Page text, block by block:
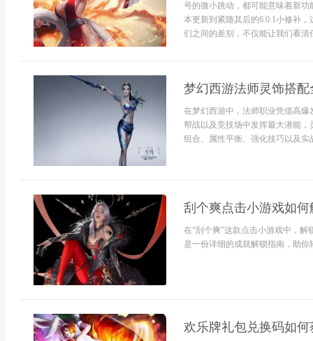
号的微小跳动，都可能意味着新功
本更新到紧随其后的6.0.1小修补
们之间的差别，不仅能让我们看
梦幻西游法师灵饰搭
在梦幻西游中，法师职业凭借高
帮战以及竞技场中发挥最大潜能
组合、属性平衡、强化技巧以及
刮个爽点击小游戏如
在“刮个爽”这款点击小游戏中，
是一份详细的成就解锁指南，助你
欢乐牌礼包兑换码如